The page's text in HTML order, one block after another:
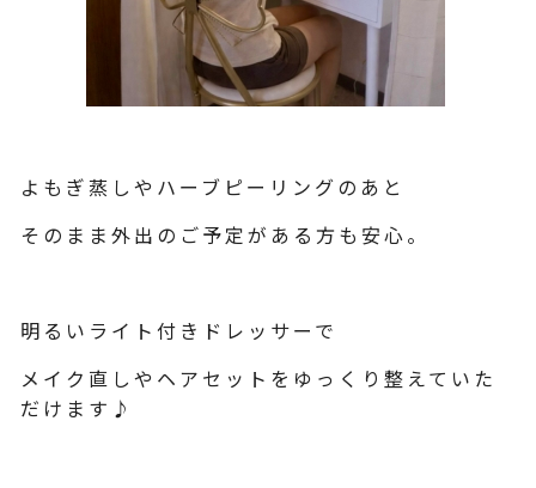
よもぎ蒸しやハーブピーリングのあと
そのまま外出のご予定がある方も安心。
明るいライト付きドレッサーで
メイク直しやヘアセットをゆっくり整えていた
だけます♪